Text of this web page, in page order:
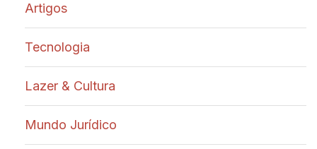
Artigos
Tecnologia
Lazer & Cultura
Mundo Jurídico